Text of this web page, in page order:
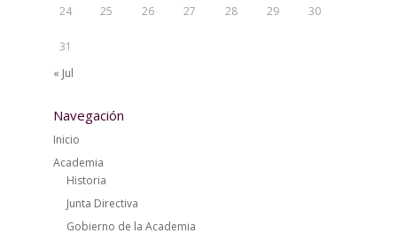
24 25 26 27 28 29 30
31
« Jul
Navegación
Inicio
Academia
Historia
Junta Directiva
Gobierno de la Academia